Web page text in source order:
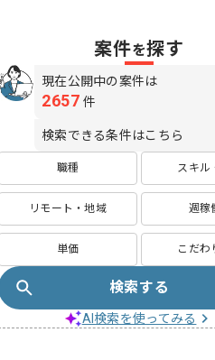
案件を探す
現在公開中の案件は
2657 件
検索できる条件はこちら
職種 スキル
リモート・地域 週稼
単価 こだわ
検索する
AI検索を使ってみる